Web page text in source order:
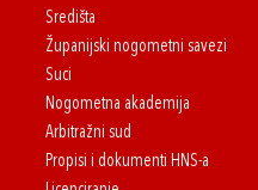
Središta
Županijski nogometni savezi
Suci
Nogometna akademija
Arbitražni sud
Propisi i dokumenti HNS-a